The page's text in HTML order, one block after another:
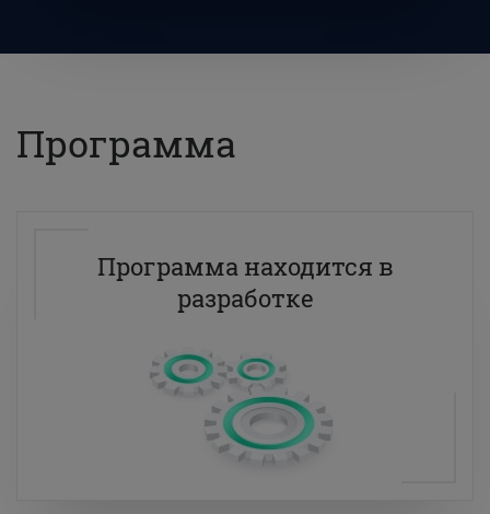
Программа
Программа находится в
разработке